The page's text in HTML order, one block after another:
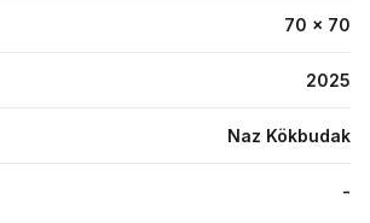
70 x 70
2025
Naz Kökbudak
-